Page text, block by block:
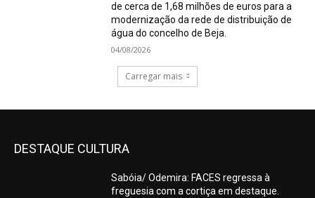
de cerca de 1,68 milhões de euros para a
modernização da rede de distribuição de
água do concelho de Beja.
04/08/2026
Carregar mais
DESTAQUE CULTURA
Sabóia/ Odemira: FACES regressa à
freguesia com a cortiça em destaque.